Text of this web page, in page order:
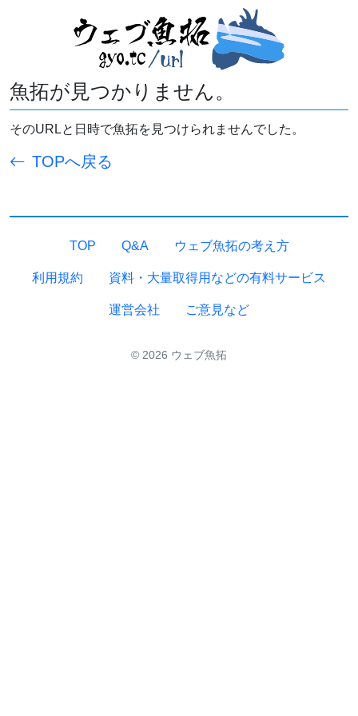
魚拓が見つかりません。
そのURLと日時で魚拓を見つけられませんでした。
TOPへ戻る
TOP Q&A ウェブ魚拓の考え方
利用規約 資料・大量取得用などの有料サービス
運営会社 ご意見など
© 2026 ウェブ魚拓